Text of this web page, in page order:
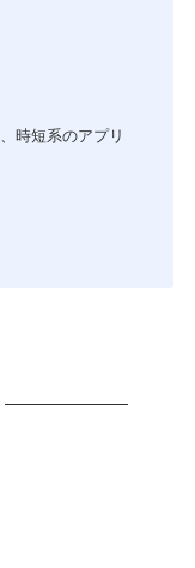
時短系のアプリ